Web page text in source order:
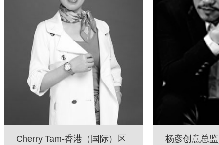
Cherry Tam-香港（国际）区
杨彦创意总